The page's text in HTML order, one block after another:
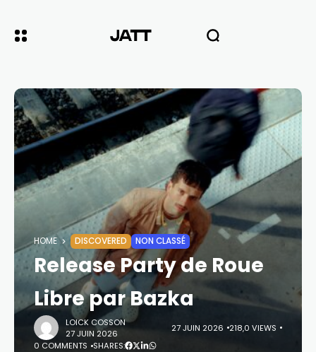
HOME DISCOVERED NON CLASSÉ
Release Party de Roue
Libre par Bazka
LOICK COSSON
27 JUIN 2026
27 JUIN 2026
218,0 VIEWS
0 COMMENTS
SHARES: